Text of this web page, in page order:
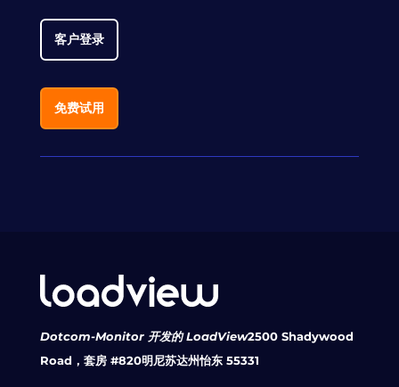
客户登录
免费试用
Dotcom-Monitor 开发的 LoadView2500 Shadywood
Road，套房 #820明尼苏达州怡东 55331